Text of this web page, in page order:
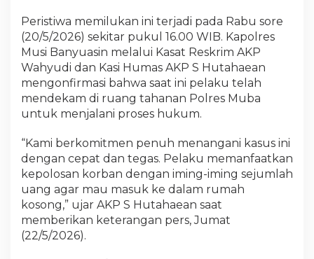
Peristiwa memilukan ini terjadi pada Rabu sore
(20/5/2026) sekitar pukul 16.00 WIB. Kapolres
Musi Banyuasin melalui Kasat Reskrim AKP
Wahyudi dan Kasi Humas AKP S Hutahaean
mengonfirmasi bahwa saat ini pelaku telah
mendekam di ruang tahanan Polres Muba
untuk menjalani proses hukum.
“Kami berkomitmen penuh menangani kasus ini
dengan cepat dan tegas. Pelaku memanfaatkan
kepolosan korban dengan iming-iming sejumlah
uang agar mau masuk ke dalam rumah
kosong,” ujar AKP S Hutahaean saat
memberikan keterangan pers, Jumat
(22/5/2026).